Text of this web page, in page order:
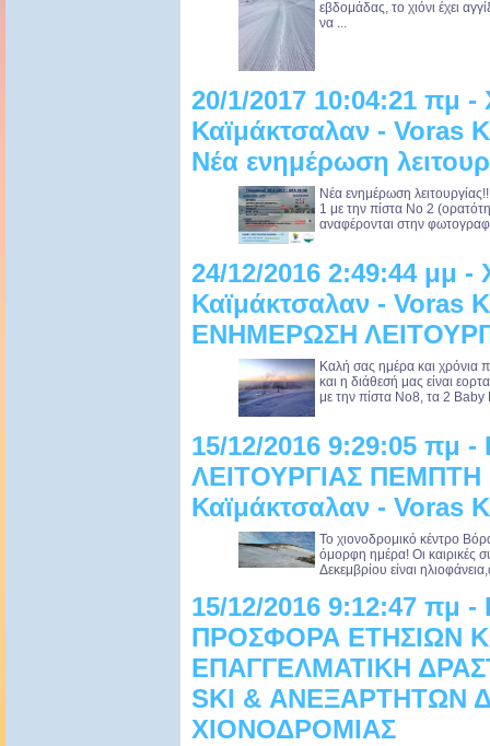
εβδομάδας, το χιόνι έχει
να ...
20/1/2017 10:04:21 πμ
Καϊμάκτσαλαν - Voras
Νέα ενημέρωση
Νέα ενημέρωση
1 με την πίστα Νο 2
αναφέρονται στην
24/12/2016 2:49:44 μμ
Καϊμάκτσαλαν - Voras
ΕΝΗΜΕΡΩΣΗ
Καλή σας ημέρα και χρόνια
και η διάθεσή μας είναι
με την πίστα Νο8, τα 2 Baby
15/12/2016 9:29:05 πμ
ΛΕΙΤΟΥΡΓΙΑΣ ΠΕΜΠΤΗ
Καϊμάκτσαλαν - Voras
Το χιονοδρομικό κέντρο
όμορφη ημέρα! Οι καιρικές
Δεκεμβρίου είναι
15/12/2016 9:12:47 πμ
ΠΡΟΣΦΟΡΑ ΕΤΗΣΙΩΝ
ΕΠΑΓΓΕΛΜΑΤΙΚΗ
SKI & ΑΝΕΞΑΡΤΗΤΩΝ
ΧΙΟΝΟΔΡΟΜΙΑΣ